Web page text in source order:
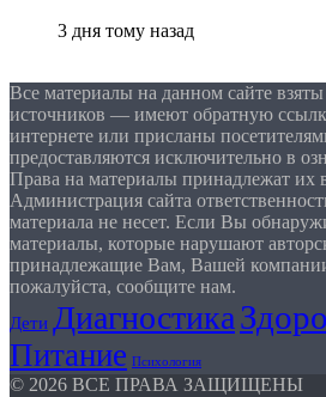
3 дня тому назад
Все материалы на данном сайте
источников — имеют обратную
интернете или присланы
предоставляются исключительно в
Права на материалы принадлежат их
Администрация сайта
материала не несет. Если Вы
материалы, которые нарушают
принадлежащие Вам, Вашей
пожалуйста, сообщите нам.
Дети Диагностика
Питание Психология
© 2026 ВСЕ ПРАВА ЗАЩИЩЕНЫ